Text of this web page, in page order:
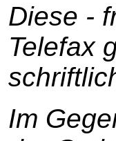
Diese -
Telefax
Im